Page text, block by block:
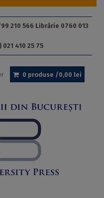
210 566 Librărie 0760 013
410 25 75
0 produse /0,00 lei